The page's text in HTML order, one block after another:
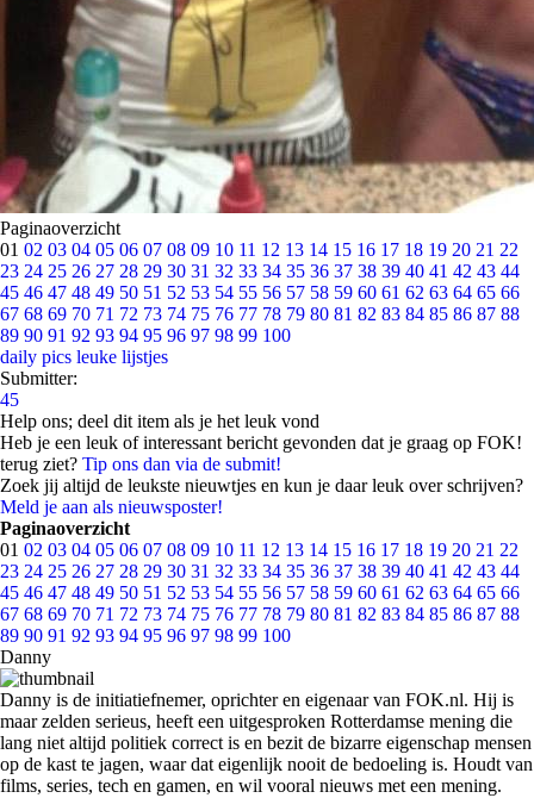
Paginaoverzicht
01 02 03 04 05 06 07 08 09 10 11 12 13 14 15 16 17 18 19 20 21 22
23 24 25 26 27 28 29 30 31 32 33 34 35 36 37 38 39 40 41 42 43 44
45 46 47 48 49 50 51 52 53 54 55 56 57 58 59 60 61 62 63 64 65 66
67 68 69 70 71 72 73 74 75 76 77 78 79 80 81 82 83 84 85 86 87 88
89 90 91 92 93 94 95 96 97 98 99 100
daily pics leuke lijstjes
Submitter:
45
Help ons; deel dit item als je het leuk vond
Heb je een leuk of interessant bericht gevonden dat je graag op FOK!
terug ziet? Tip ons dan via de submit!
Zoek jij altijd de leukste nieuwtjes en kun je daar leuk over schrijven?
Meld je aan als nieuwsposter!
Paginaoverzicht
01 02 03 04 05 06 07 08 09 10 11 12 13 14 15 16 17 18 19 20 21 22
23 24 25 26 27 28 29 30 31 32 33 34 35 36 37 38 39 40 41 42 43 44
45 46 47 48 49 50 51 52 53 54 55 56 57 58 59 60 61 62 63 64 65 66
67 68 69 70 71 72 73 74 75 76 77 78 79 80 81 82 83 84 85 86 87 88
89 90 91 92 93 94 95 96 97 98 99 100
Danny
Danny is de initiatiefnemer, oprichter en eigenaar van FOK.nl. Hij is
maar zelden serieus, heeft een uitgesproken Rotterdamse mening die
lang niet altijd politiek correct is en bezit de bizarre eigenschap mensen
op de kast te jagen, waar dat eigenlijk nooit de bedoeling is. Houdt van
films, series, tech en gamen, en wil vooral nieuws met een mening.